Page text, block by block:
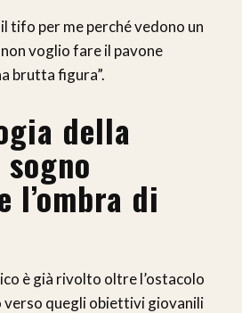
tifo per me perché vedono un
voglio fare il pavone
brutta figura”.
della
l’ombra di
è già rivolto oltre l’ostacolo
quegli obiettivi giovanili